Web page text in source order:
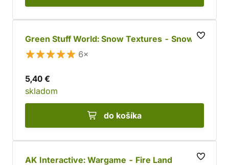
Green Stuff World: Snow Textures - Snow
6×
5,40 €
skladom
do košíka
AK Interactive: Wargame - Fire Land